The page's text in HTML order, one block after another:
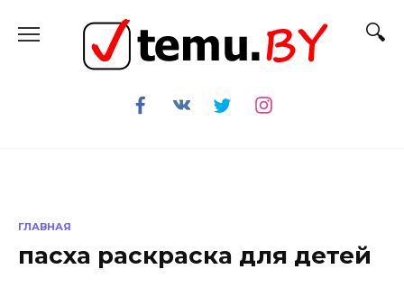
содержанию
ГЛАВНАЯ
пасха раскраска для детей